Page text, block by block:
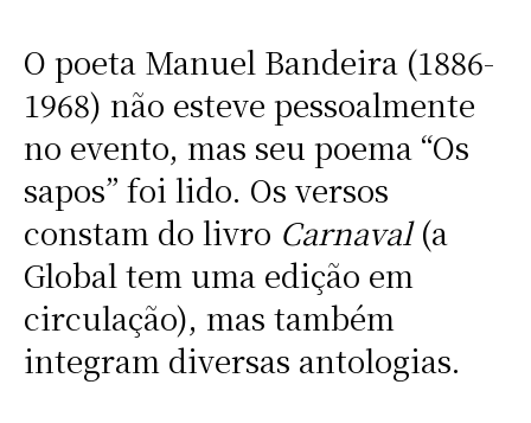
O poeta Manuel Bandeira (1886-
1968) não esteve pessoalmente
no evento, mas seu poema “Os
sapos” foi lido. Os versos
constam do livro Carnaval(a
Global tem uma edição em
circulação), mas também
integram diversas antologias.